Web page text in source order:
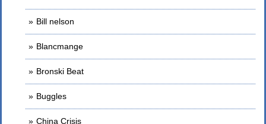
Bill nelson
Blancmange
Bronski Beat
Buggles
China Crisis